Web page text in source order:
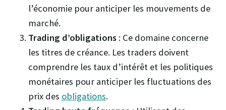
l’économie pour anticiper les mouvements de
marché.
Trading d’obligations : Ce domaine concerne
les titres de créance. Les traders doivent
comprendre les taux d’intérêt et les politiques
monétaires pour anticiper les fluctuations des
prix des obligations.